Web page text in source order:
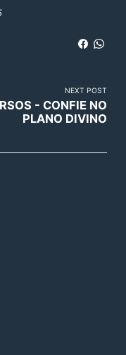
NEXT POST
- CONFIE NO
PLANO DIVINO